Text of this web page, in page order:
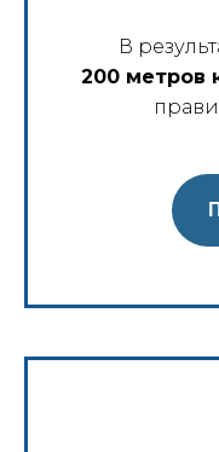
В
200 метров